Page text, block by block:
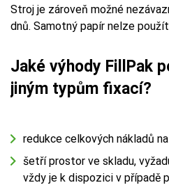
Stroj je zároveň možné
dnů. Samotný papír nelze
Jaké výhody FillPak
jiným typům fixací?
redukce celkových nákladů
šetří prostor ve skladu,
vždy je k dispozici v případě